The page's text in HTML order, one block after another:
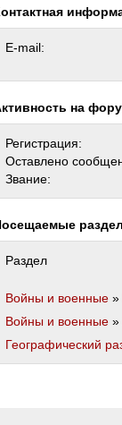
Контактная
E-mail:
Активность на
Регистрация:
Оставлено
Звание:
Посещаемые
Раздел
Войны и военные »
Войны и военные »
Географический